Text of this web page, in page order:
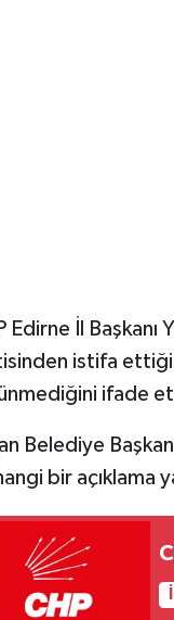
Edirne İl Başkanı
istifa
ifade
Belediye
bir açıklama